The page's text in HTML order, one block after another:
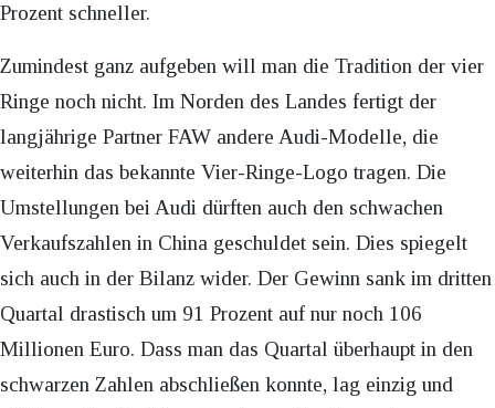
Prozent schneller.
Zumindest ganz aufgeben will man die Tradition der vier
Ringe noch nicht. Im Norden des Landes fertigt der
langjährige Partner FAW andere Audi-Modelle, die
weiterhin das bekannte Vier-Ringe-Logo tragen. Die
Umstellungen bei Audi dürften auch den schwachen
Verkaufszahlen in China geschuldet sein. Dies spiegelt
sich auch in der Bilanz wider. Der Gewinn sank im dritten
Quartal drastisch um 91 Prozent auf nur noch 106
Millionen Euro. Dass man das Quartal überhaupt in den
schwarzen Zahlen abschließen konnte, lag einzig und